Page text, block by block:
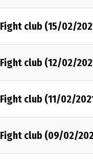
Fight club (15/02/
Fight club (12/02/
Fight club (11/02/
Fight club (09/02/